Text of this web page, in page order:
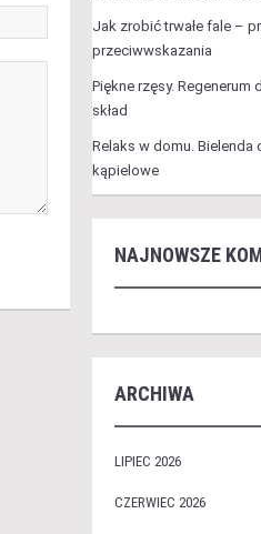
Jak zrobić trwałe fale –
przeciwwskazania
Piękne rzęsy.
skład
Relaks w domu. Bielenda
kąpielowe
NAJNOWSZE
ARCHIWA
LIPIEC 2026
CZERWIEC 2026